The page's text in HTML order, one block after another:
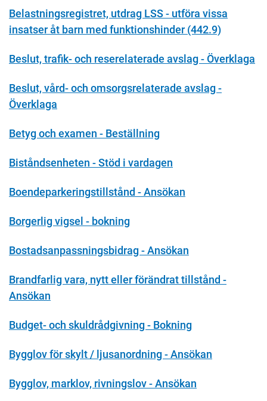
Belastningsregistret, utdrag LSS - utföra vissa
insatser åt barn med funktionshinder (442.9)
Beslut, trafik- och reserelaterade avslag - Överklaga
Beslut, vård- och omsorgsrelaterade avslag -
Överklaga
Betyg och examen - Beställning
Biståndsenheten - Stöd i vardagen
Boendeparkeringstillstånd - Ansökan
Borgerlig vigsel - bokning
Bostadsanpassningsbidrag - Ansökan
Brandfarlig vara, nytt eller förändrat tillstånd -
Ansökan
Budget- och skuldrådgivning - Bokning
Bygglov för skylt / ljusanordning - Ansökan
Bygglov, marklov, rivningslov - Ansökan